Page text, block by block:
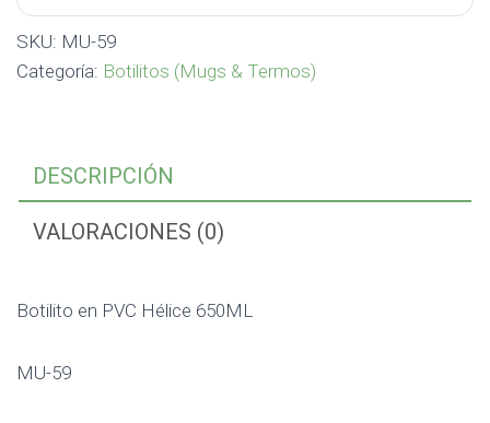
SKU: MU-59
Categoría: Botilitos (Mugs & Termos)
DESCRIPCIÓN
VALORACIONES (0)
Botilito en PVC Hélice 650ML
MU-59